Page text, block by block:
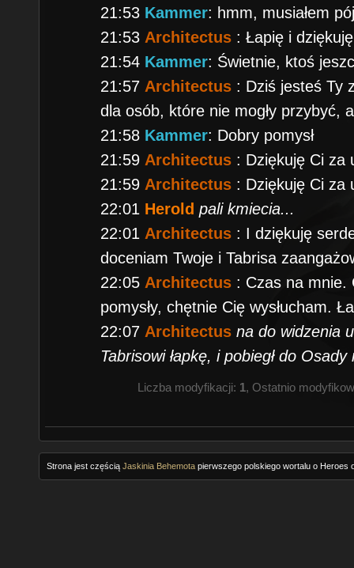
21:53 Kammer: hmm, musiałem
21:53 Architectus : Łapię i
21:54 Kammer: Świetnie, ktoś
21:57 Architectus : Dziś jesteś Ty
dla osób, które nie mogły przybyć,
21:58 Kammer: Dobry pomysł
21:59 Architectus : Dziękuję Ci za
21:59 Architectus : Dziękuję Ci za
22:01 Herold pali kmiecia...
22:01 Architectus : I dziękuję
doceniam Twoje i Tabrisa
22:05 Architectus : Czas na mnie.
pomysły, chętnie Cię wysłucham.
22:07 Architectusna do widzenia
Tabrisowi łapkę, i pobiegł do
Liczba modyfikacji: 1, Ostatnio
Strona jest częścią Jaskinia Behemotapierwszego polskiego wortalu o Heroes